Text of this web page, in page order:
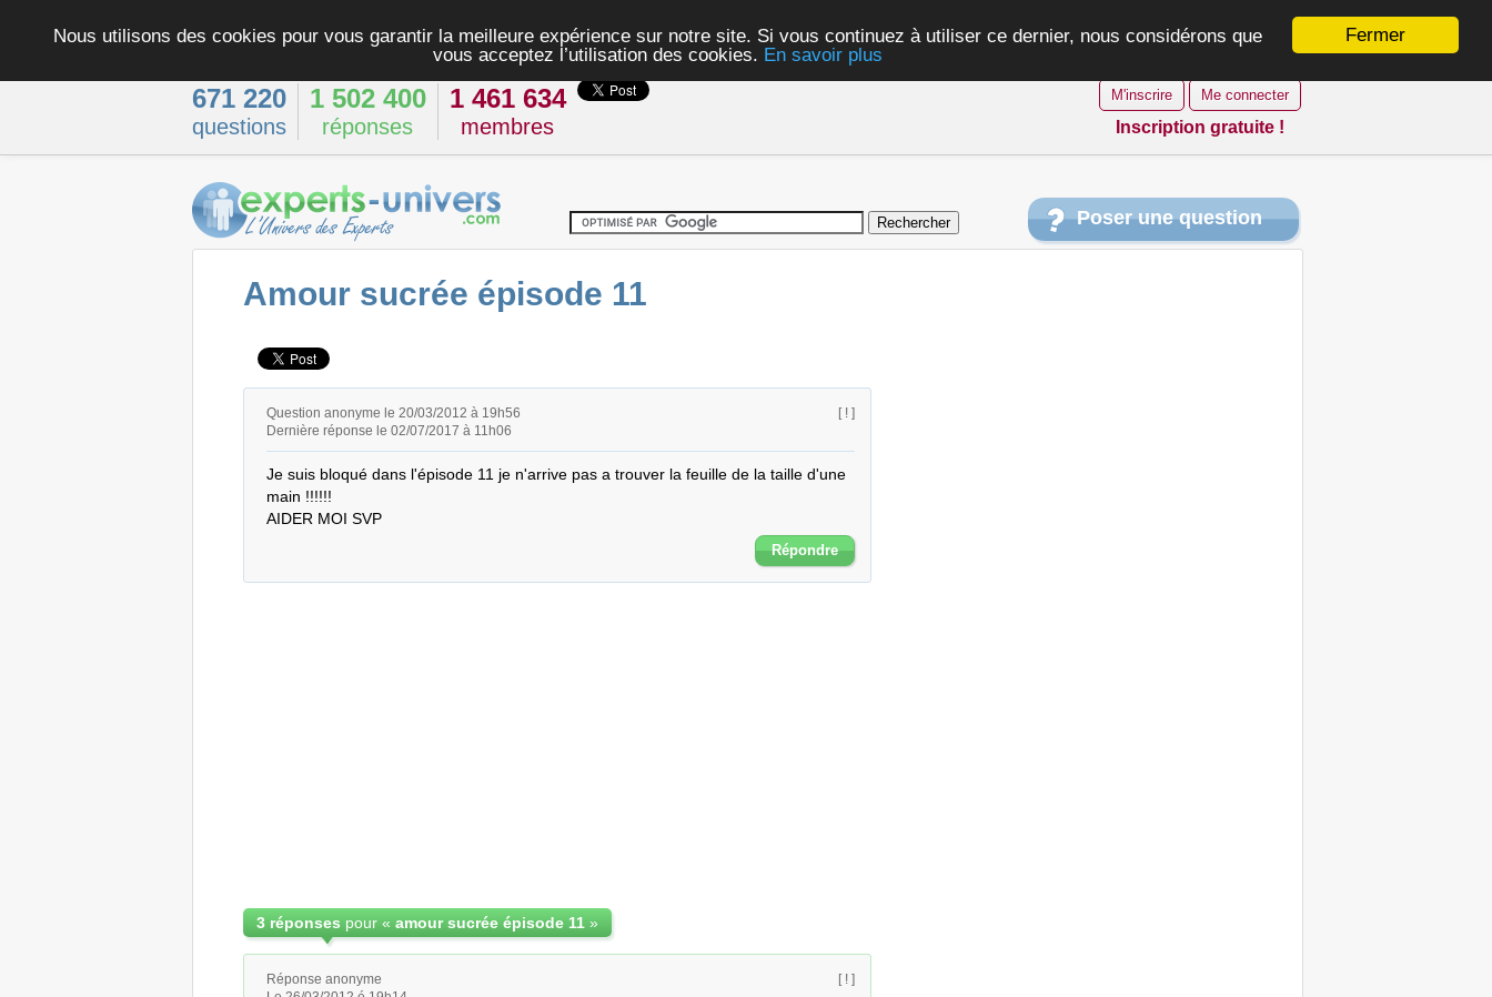
Fermer
Nous utilisons des cookies pour vous garantir la meilleure expérience sur notre site. Si vous continuez à utiliser ce dernier, nous considérons que
vous acceptez l’utilisation des cookies. En savoir plus
671 220
questions
1 502 400
réponses
1 461 634
membres
M'inscrire Me connecter
Inscription gratuite !
Poser une question
Amour sucrée épisode 11
Question anonyme le 20/03/2012 à 19h56
Dernière réponse le 02/07/2017 à 11h06
[ ! ]
Je suis bloqué dans l'épisode 11 je n'arrive pas a trouver la feuille de la taille d'une
main !!!!!!
AIDER MOI SVP
Répondre
3 réponses pour « amour sucrée épisode 11»
Réponse anonyme
[ ! ]